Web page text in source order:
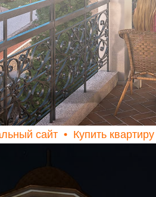
Купить квартиру в Ялте